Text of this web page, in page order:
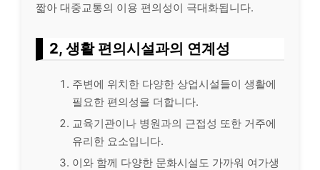
짧아 대중교통의 이용 편의성이 극대화됩니다.
2, 생활 편의시설과의 연계성
주변에 위치한 다양한 상업시설들이 생활에
필요한 편의성을 더합니다.
교육기관이나 병원과의 근접성 또한 거주에
유리한 요소입니다.
이와 함께 다양한 문화시설도 가까워 여가생